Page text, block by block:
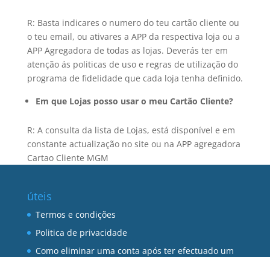
R: Basta indicares o numero do teu cartão cliente ou
o teu email, ou ativares a APP da respectiva loja ou a
APP Agregadora de todas as lojas. Deverás ter em
atenção ás politicas de uso e regras de utilização do
programa de fidelidade que cada loja tenha definido.
Em que Lojas posso usar o meu Cartão Cliente?
R: A consulta da lista de Lojas, está disponível e em
constante actualização no site ou na APP agregadora
Cartao Cliente MGM
úteis
Termos e condições
Politica de privacidade
Como eliminar uma conta após ter efectuado um